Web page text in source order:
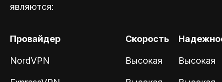
являются:
Провайдер Скорость
NordVPN Высокая Высокая